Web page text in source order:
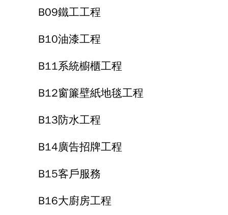
B09鐵工工程
B10油漆工程
B11系統櫥櫃工程
B12窗簾壁紙地毯工程
B13防水工程
B14廣告招牌工程
B15客戶服務
B16大廚房工程